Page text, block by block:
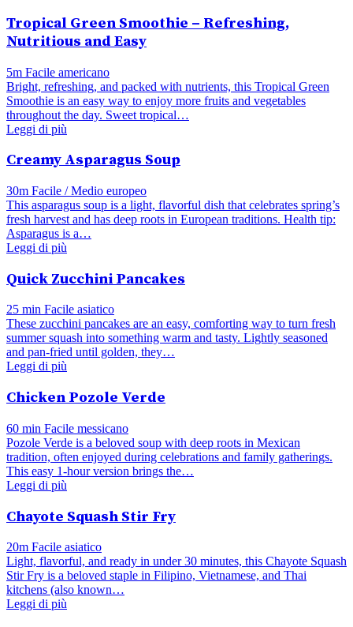
Tropical Green Smoothie – Refreshing,
Nutritious and Easy
5m Facile americano
Bright, refreshing, and packed with nutrients, this Tropical Green
Smoothie is an easy way to enjoy more fruits and vegetables
throughout the day. Sweet tropical…
Leggi di più
Creamy Asparagus Soup
30m Facile / Medio europeo
This asparagus soup is a light, flavorful dish that celebrates spring’s
fresh harvest and has deep roots in European traditions. Health tip:
Asparagus is a…
Leggi di più
Quick Zucchini Pancakes
25 min Facile asiatico
These zucchini pancakes are an easy, comforting way to turn fresh
summer squash into something warm and tasty. Lightly seasoned
and pan‑fried until golden, they…
Leggi di più
Chicken Pozole Verde
60 min Facile messicano
Pozole Verde is a beloved soup with deep roots in Mexican
tradition, often enjoyed during celebrations and family gatherings.
This easy 1-hour version brings the…
Leggi di più
Chayote Squash Stir Fry
20m Facile asiatico
Light, flavorful, and ready in under 30 minutes, this Chayote Squash
Stir Fry is a beloved staple in Filipino, Vietnamese, and Thai
kitchens (also known…
Leggi di più